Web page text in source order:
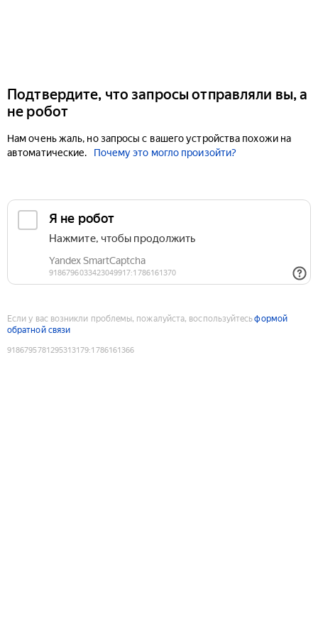
Подтвердите, что запросы отправляли вы, а
не робот
Нам очень жаль, но запросы с вашего устройства похожи на
автоматические.
Почему это могло произойти?
Если у вас возникли проблемы, пожалуйста, воспользуйтесьформой
обратной связи
9186795781295313179:1786161366